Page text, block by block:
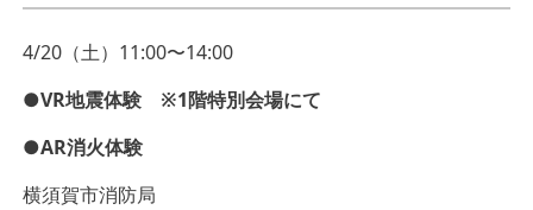
4/20（土）11:00〜14:00
●VR地震体験 ※1階特別会場にて
●AR消火体験
横須賀市消防局